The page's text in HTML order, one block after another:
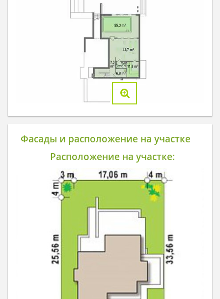
Фасады и расположение на участке
Расположение на участке: